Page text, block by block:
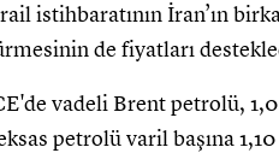
istihbaratının İran’ın
de fiyatları
vadeli Brent petrolü,
petrolü varil başına